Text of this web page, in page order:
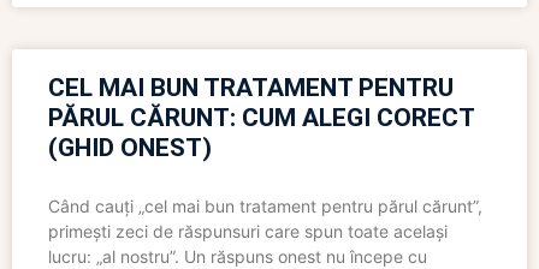
CEL MAI BUN TRATAMENT PENTRU
PĂRUL CĂRUNT: CUM ALEGI CORECT
(GHID ONEST)
Când cauți „cel mai bun tratament pentru părul cărunt”,
primești zeci de răspunsuri care spun toate același
lucru: „al nostru”. Un răspuns onest nu începe cu